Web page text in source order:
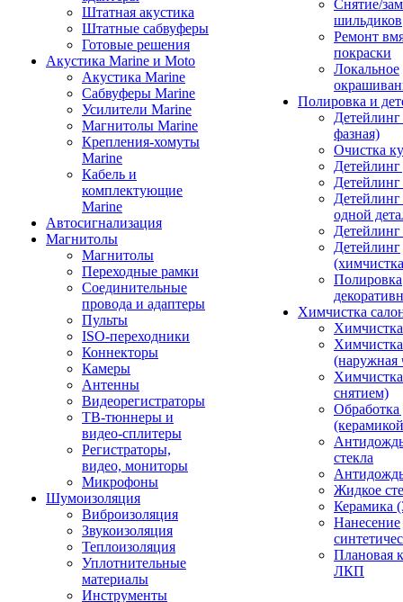
Штатная акустика
Штатные сабвуферы
Готовые решения
Акустика Marine и Moto
Акустика Marine
Сабвуферы Marine
Усилители Marine
Магнитолы Marine
Крепления-хомуты
Marine
Кабель и
комплектующие
Marine
Автосигнализация
Магнитолы
Магнитолы
Переходные рамки
Соединительные
провода и адаптеры
Пульты
ISO-переходники
Коннекторы
Камеры
Антенны
Видеорегистраторы
ТВ-тюннеры и
видео-сплитеры
Регистраторы,
видео, мониторы
Микрофоны
Шумоизоляция
Виброизоляция
Звукоизоляция
Теплоизоляция
Уплотнительные
материалы
Инструменты
Снятие/
шильдиков
Ремонт
покраски
Локальное
Полировка и
фазная)
Очистка
Детейлинг
одной
Детейлинг
Полировка
Химчистка
(наружная
снятием)
Обработка
стекла
Жидкое
Керамика
Нанесение
Плановая
ЛКП